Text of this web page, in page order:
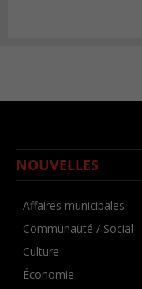
NOUVELLES
- Affaires municipales
- Communauté / Social
- Culture
- Économie